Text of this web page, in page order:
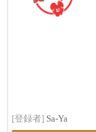
[登録者] Sa-Ya